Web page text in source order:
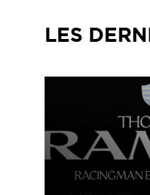
LES